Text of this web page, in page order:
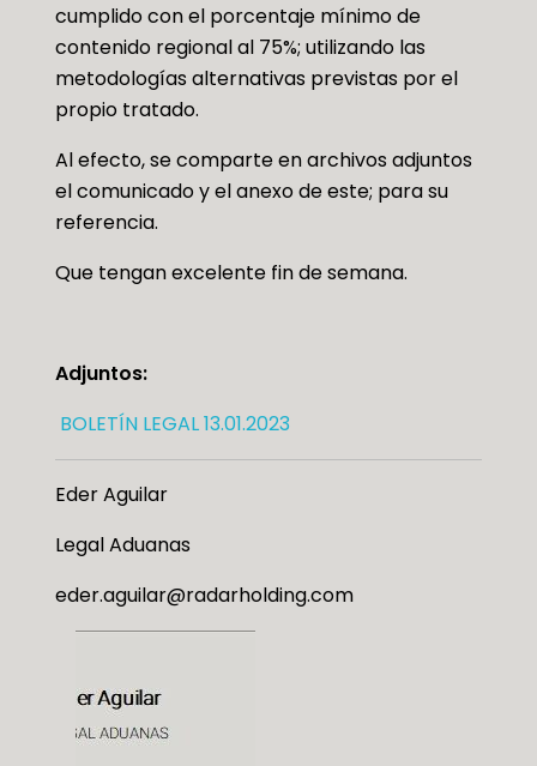
cumplido con el porcentaje mínimo de
contenido regional al 75%; utilizando las
metodologías alternativas previstas por el
propio tratado.
Al efecto, se comparte en archivos adjuntos
el comunicado y el anexo de este; para su
referencia.
Que tengan excelente fin de semana.
Adjuntos:
BOLETÍN LEGAL 13.01.2023
Eder Aguilar
Legal Aduanas
eder.aguilar@radarholding.com